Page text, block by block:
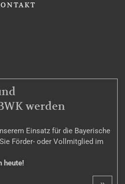
werden
Einsatz für die Bayerische
Förder- oder Vollmitglied im
heute!